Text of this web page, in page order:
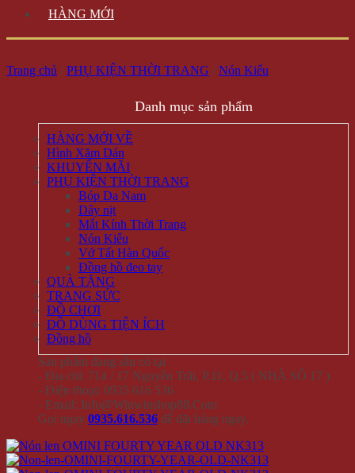
HÀNG MỚI
Trang chủ / PHỤ KIỆN THỜI TRANG / Nón Kiểu
Danh mục sản phẩm
HÀNG MỚI VỀ
Hình Xăm Dán
KHUYẾN MÃI
PHỤ KIỆN THỜI TRANG
Bóp Da Nam
Dây nịt
Mắt Kính Thời Trang
Nón Kiểu
Vớ Tất Hàn Quốc
Đồng hồ đeo tay
QUÀ TẶNG
TRANG SỨC
ĐỒ CHƠI
ĐỒ DÙNG TIỆN ÍCH
Đồng hồ
Sản phẩm đang sẵn có tại
- Địa chỉ: 714 / 17 Nguyễn Trãi, P.11, Q.5 ( NHÀ SỐ 17 )
- Điện thoại: 0935 616 536
- Email: Info@Winwinshop88.Com
Gọi ngay 0935.616.536 để đặt hàng ngay.